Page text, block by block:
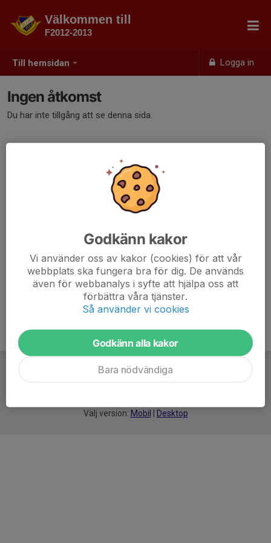
Till hemsidan Logga in
Välkommen till
F2012-2013
Ingen åtkomst
Du har inte tillgång att se denna sida.
Välj version: Mobil Desktop
Godkänn kakor
Vi använder oss av kakor (cookies) för att vår
webbplats ska fungera bra för dig. De används
även för webbanalys i syfte att hjälpa oss att
förbättra våra tjänster.
Så använder vi cookies
Godkänn alla kakor
Bara nödvändiga